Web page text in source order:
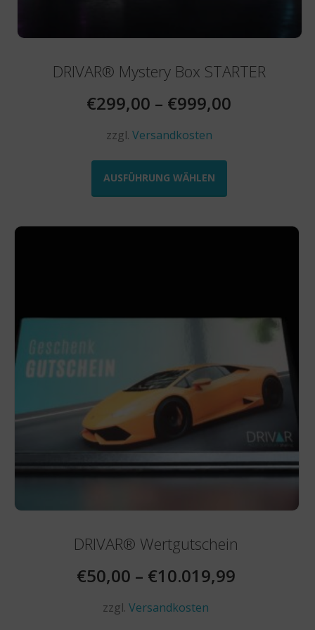
DRIVAR® Mystery Box STARTER
€299,00 – €999,00
zzgl. Versandkosten
AUSFÜHRUNG WÄHLEN
der
Produktseite
werden
DRIVAR® Wertgutschein
€50,00 – €10.019,99
zzgl.Versandkosten